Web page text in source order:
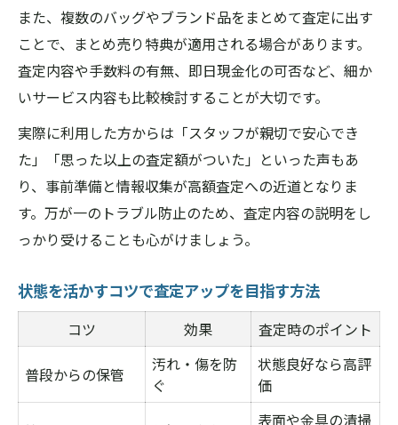
また、複数のバッグやブランド品をまとめて査定に出す
ことで、まとめ売り特典が適用される場合があります。
査定内容や手数料の有無、即日現金化の可否など、細か
いサービス内容も比較検討することが大切です。
実際に利用した方からは「スタッフが親切で安心でき
た」「思った以上の査定額がついた」といった声もあ
り、事前準備と情報収集が高額査定への近道となりま
す。万が一のトラブル防止のため、査定内容の説明をし
っかり受けることも心がけましょう。
状態を活かすコツで査定アップを目指す方法
コツ 効果 査定時のポイント
普段からの保管
汚れ・傷を防
ぐ
状態良好なら高評
価
表面や金具の清掃